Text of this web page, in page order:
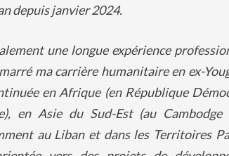
depuis janvier 2024.
une longue expérience
ma carrière humanitaire en ex-
en Afrique (en République
en Asie du Sud-Est (au
au Liban et dans les Territoires